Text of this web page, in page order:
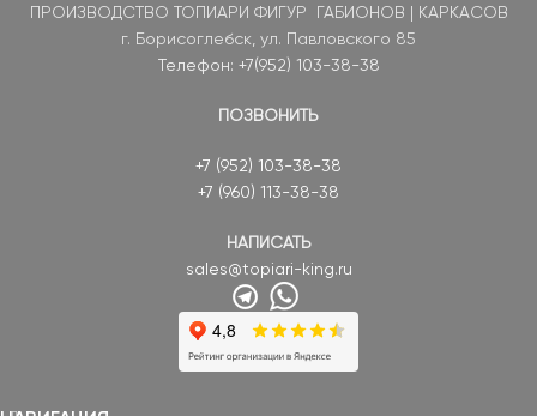
ПРОИЗВОДСТВО ТОПИАРИ ФИГУР ГАБИОНОВ | КАРКАСОВ
г. Борисоглебск, ул. Павловского 85
Телефон: +7(952) 103-38-38
ПОЗВОНИТЬ
+7 (952) 103-38-38
+7 (960) 113-38-38
НАПИСАТЬ
sales@topiari-king.ru